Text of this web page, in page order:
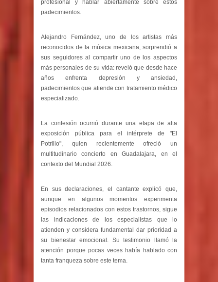
profesional y hablar abiertamente sobre estos
padecimientos.
Alejandro Fernández, uno de los artistas más
reconocidos de la música mexicana, sorprendió a
sus seguidores al compartir uno de los aspectos
más personales de su vida: reveló que desde hace
años enfrenta depresión y ansiedad,
padecimientos que atiende con tratamiento médico
especializado.
La confesión ocurrió durante una etapa de alta
exposición pública para el intérprete de "El
Potrillo", quien recientemente ofreció un
multitudinario concierto en Guadalajara, en el
contexto del Mundial 2026.
En sus declaraciones, el cantante explicó que,
aunque en algunos momentos experimenta
episodios relacionados con estos trastornos, sigue
las indicaciones de los especialistas que lo
atienden y considera fundamental dar prioridad a
su bienestar emocional. Su testimonio llamó la
atención porque pocas veces había hablado con
tanta franqueza sobre este tema.